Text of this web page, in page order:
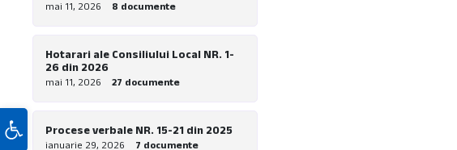
Deschide bara de unelte
mai 11, 2026 8 documente
Hotarari ale Consiliului Local NR. 1-
26 din 2026
mai 11, 2026 27 documente
Procese verbale NR. 15-21 din 2025
ianuarie 29, 2026 7 documente